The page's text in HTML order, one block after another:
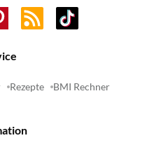
Rezepte BMI Rechner